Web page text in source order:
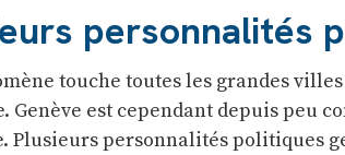
personnalités
touche toutes les grandes
Genève est cependant depuis peu
Plusieurs personnalités politiques